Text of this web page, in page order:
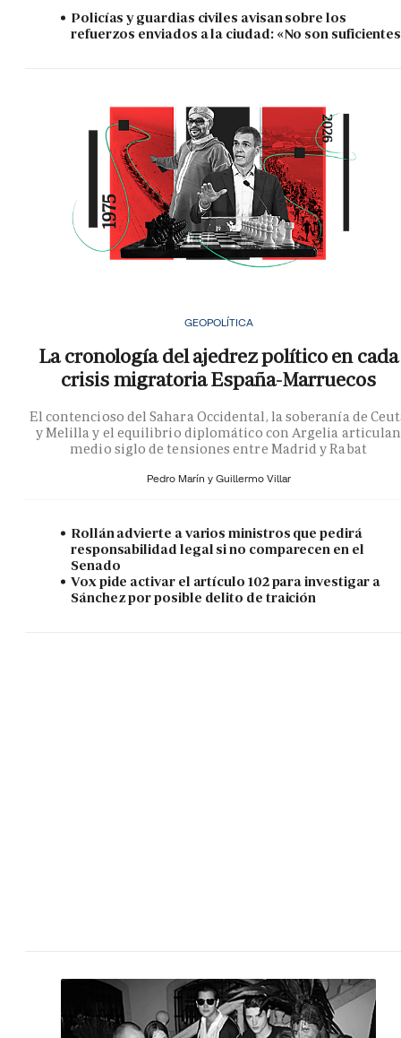
Policías y guardias civiles avisan sobre los
refuerzos enviados a la ciudad: «No son
GEOPOLÍTICA
La cronología del ajedrez político en cada
crisis migratoria España-Marruecos
El contencioso del Sahara Occidental, la soberanía de
y Melilla y el equilibrio diplomático con Argelia articulan
medio siglo de tensiones entre Madrid y Rabat
Pedro Marín y Guillermo Villar
Rollán advierte a varios ministros que pedirá
responsabilidad legal si no comparecen en el
Senado
Vox pide activar el artículo 102 para investigar a
Sánchez por posible delito de traición